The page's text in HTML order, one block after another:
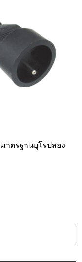
สามปลั๊กสายไฟ
ซิเจน